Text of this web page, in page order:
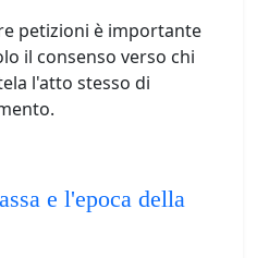
petizioni è importante
il consenso verso chi
l'atto stesso di
e l'epoca della